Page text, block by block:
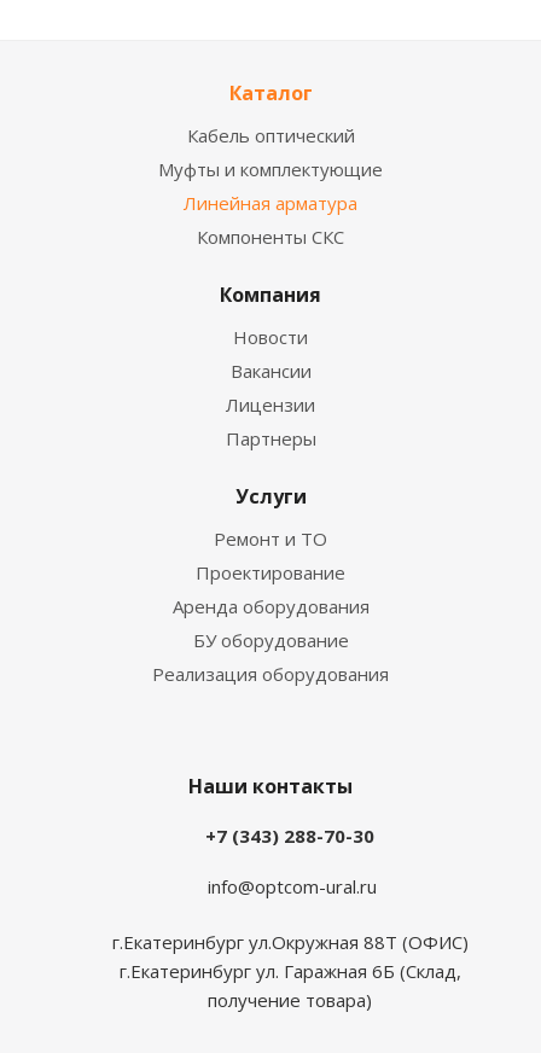
Каталог
Кабель оптический
Муфты и комплектующие
Линейная арматура
Компоненты СКС
Компания
Новости
Вакансии
Лицензии
Партнеры
Услуги
Ремонт и ТО
Проектирование
Аренда оборудования
БУ оборудование
Реализация оборудования
Наши контакты
+7 (343) 288-70-30
info@optcom-ural.ru
г.Екатеринбург ул.Окружная 88Т (ОФИС)
г.Екатеринбург ул. Гаражная 6Б (Склад,
получение товара)